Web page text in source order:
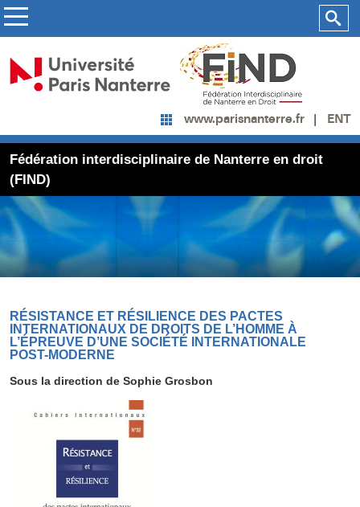
www.parisnanterre.fr ENT
Fédération interdisciplinaire de Nanterre en droit
(FIND)
RÉSISTANCE ET RÉSILIENCE DES PACTES
INTERNATIONAUX DE DROITS DE L’HOMME À
L’ÉPREUVE D’UNE SOCIÉTÉ INTERNATIONALE
POST-MODERNE
Sous la direction de Sophie Grosbon